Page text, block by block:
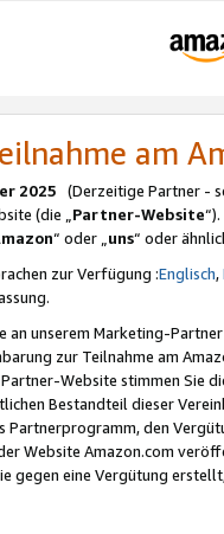
am
2025 (Derzeitige Partner -
(die „Partner-Website
“ oder „uns“ oder
zur Verfügung :Englisch,
an unserem Marketing-
zur Teilnahme am
Website stimmen Sie
Bestandteil dieser
Partnerprogramm, den
Website Amazon.com
gegen eine Vergütung